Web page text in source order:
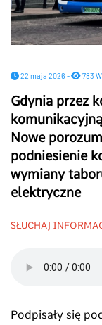
22 maja 2026 - 783
Gdynia przez
Nowe
podniesienie
wymiany
elektryczne
SŁUCHAJ
Podpisały się